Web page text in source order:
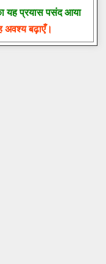
यह प्रयास पसंद आया
अवश्य बढ़ाएँ।